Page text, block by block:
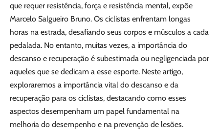
que requer resistência, força e resistência mental, expõe
Marcelo Salgueiro Bruno. Os ciclistas enfrentam longas
horas na estrada, desafiando seus corpos e músculos a cada
pedalada. No entanto, muitas vezes, a importância do
descanso e recuperação é subestimada ou negligenciada por
aqueles que se dedicam a esse esporte. Neste artigo,
exploraremos a importância vital do descanso e da
recuperação para os ciclistas, destacando como esses
aspectos desempenham um papel fundamental na
melhoria do desempenho e na prevenção de lesões.